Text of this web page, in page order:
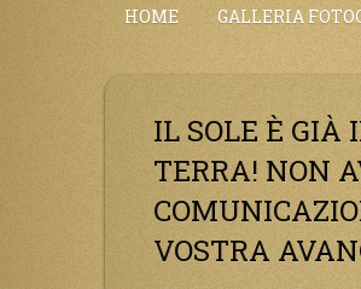
HOME GALLERIA
IL SOLE È GIÀ
TERRA! NON
VOSTRA